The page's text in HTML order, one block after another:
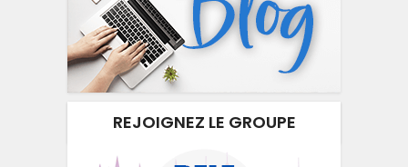
REJOIGNEZ LE GROUPE